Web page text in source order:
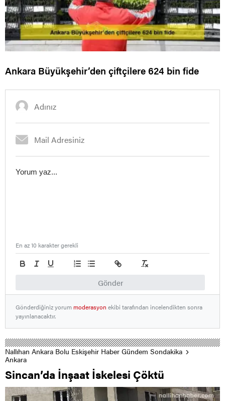
Ankara Büyükşehir’den çiftçilere 624 bin fide
Gönder
En az 10 karakter gerekli
Gönderdiğiniz yorummoderasyon ekibi tarafından incelendikten sonra
yayınlanacaktır.
Nallıhan Ankara Bolu Eskişehir Haber Gündem Sondakika
Ankara
Sincan’da İnşaat İskelesi Çöktü